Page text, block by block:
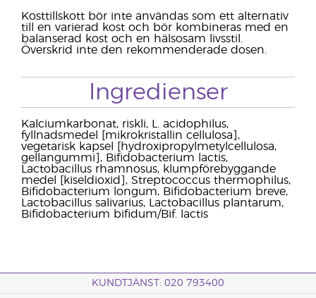
Kosttillskott bör inte användas som ett alternativ
till en varierad kost och bör kombineras med en
balanserad kost och en hälsosam livsstil.
Överskrid inte den rekommenderade dosen.
Ingredienser
Kalciumkarbonat, riskli, L. acidophilus,
fyllnadsmedel [mikrokristallin cellulosa],
vegetarisk kapsel [hydroxipropylmetylcellulosa,
gellangummi], Bifidobacterium lactis,
Lactobacillus rhamnosus, klumpförebyggande
medel [kiseldioxid], Streptococcus thermophilus,
Bifidobacterium longum, Bifidobacterium breve,
Lactobacillus salivarius, Lactobacillus plantarum,
Bifidobacterium bifidum/Bif. lactis
KUNDTJÄNST: 020 793400